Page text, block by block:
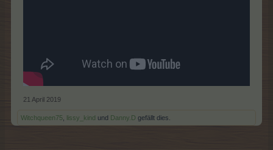
21 April 2019
Witchqueen75 lissy_kind und Danny.D gefällt dies.